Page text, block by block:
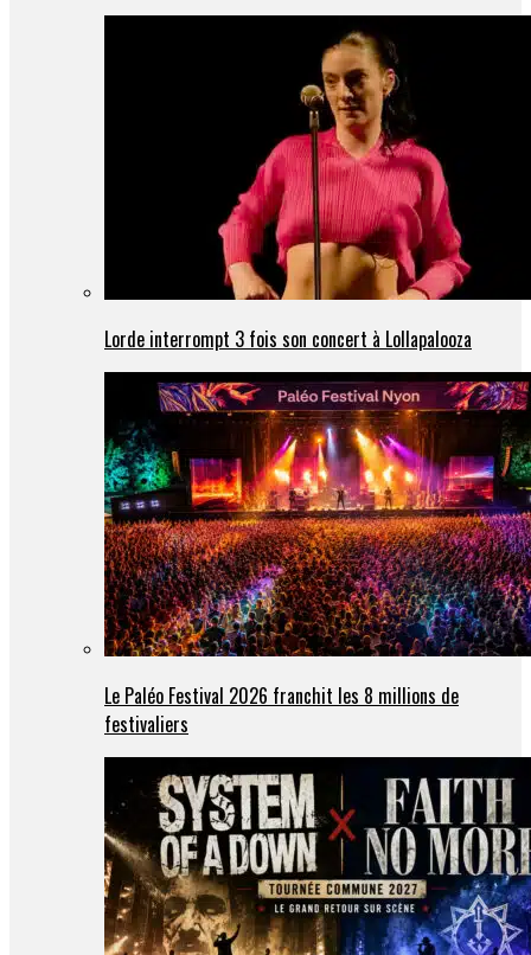
Lorde interrompt 3 fois son concert à Lollapalooza
Le Paléo Festival 2026 franchit les 8 millions de
festivaliers